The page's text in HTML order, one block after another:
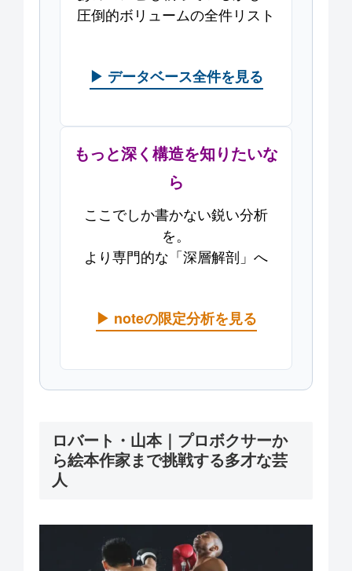
圧倒的ボリュームの全件リスト
▶ データベース全件を見る
もっと深く構造を知りたいな
ら
ここでしか書かない鋭い分析
を。
より専門的な「深層解剖」へ
▶ noteの限定分析を見る
ロバート・山本｜プロボクサーか
ら絵本作家まで挑戦する多才な芸
人